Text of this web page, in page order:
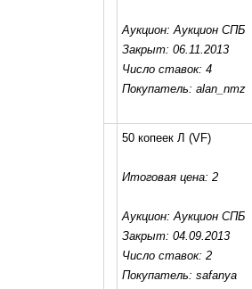
Аукцион: Аукцион СПБ
Закрыт: 06.11.2013
Число ставок: 4
Покупатель: alan_nmz
50 копеек Л (VF)
Итоговая цена: 2
Аукцион: Аукцион СПБ
Закрыт: 04.09.2013
Число ставок: 2
Покупатель: safanya